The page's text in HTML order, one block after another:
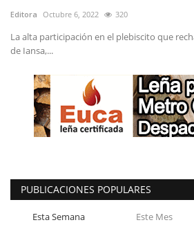
Editora Octubre 6, 2022 320
La alta participación en el plebiscito que
de Iansa,...
PUBLICACIONES POPULARES
Esta Semana Este Mes